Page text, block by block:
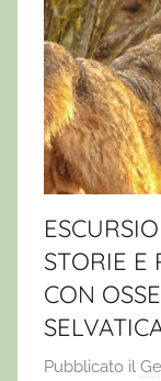
STORIE E
CON
Pubblicato il